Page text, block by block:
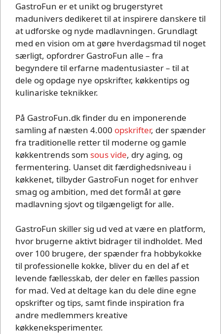
GastroFun er et unikt og brugerstyret
madunivers dedikeret til at inspirere danskere til
at udforske og nyde madlavningen. Grundlagt
med en vision om at gøre hverdagsmad til noget
særligt, opfordrer GastroFun alle – fra
begyndere til erfarne madentusiaster – til at
dele og opdage nye opskrifter, køkkentips og
kulinariske teknikker.
På GastroFun.dk finder du en imponerende
samling af næsten 4.000 opskrifter, der spænder
fra traditionelle retter til moderne og gamle
køkkentrends som sous vide, dry aging, og
fermentering. Uanset dit færdighedsniveau i
køkkenet, tilbyder GastroFun noget for enhver
smag og ambition, med det formål at gøre
madlavning sjovt og tilgængeligt for alle.
GastroFun skiller sig ud ved at være en platform,
hvor brugerne aktivt bidrager til indholdet. Med
over 100 brugere, der spænder fra hobbykokke
til professionelle kokke, bliver du en del af et
levende fællesskab, der deler en fælles passion
for mad. Ved at deltage kan du dele dine egne
opskrifter og tips, samt finde inspiration fra
andre medlemmers kreative
køkkeneksperimenter.